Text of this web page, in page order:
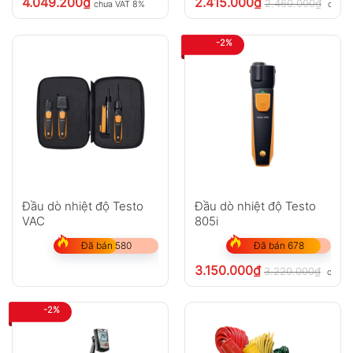
chưa VAT 8% 2.460.000₫ chưa
Đầu dò nhiệt độ Testo
VAC
Đã bán 580
-2%
Đầu dò nhiệt độ Testo
805i
Đã bán 678
3.150.000₫ 3.220.000₫ chưa
-2%